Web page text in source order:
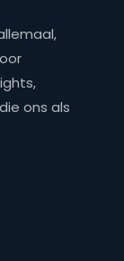
ons als